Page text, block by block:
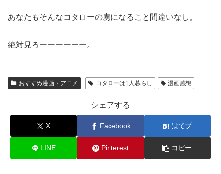
あなたもそんなコタローの虜になること間違いなし。
絶対見ろーーーーーー。
おすすめ漫画・アニメ コタローは1人暮らし 漫画感想
シェアする
X Facebook はてブ
LINE Pinterest コピー